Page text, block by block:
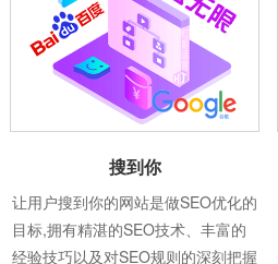
搜到你
让用户搜到你的网站是做SEO优化的
目标,拥有精湛的SEO技术、丰富的
经验技巧以及对SEO规则的深刻把握